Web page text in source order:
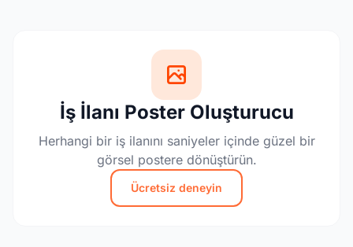
İş İlanı Poster Oluşturucu
Herhangi bir iş ilanını saniyeler içinde güzel bir
görsel postere dönüştürün.
Ücretsiz deneyin